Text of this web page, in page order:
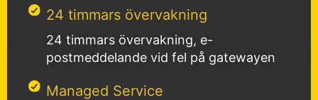
24 timmars övervakning
24 timmars övervakning, e-
postmeddelande vid fel på gatewayen
Managed Service